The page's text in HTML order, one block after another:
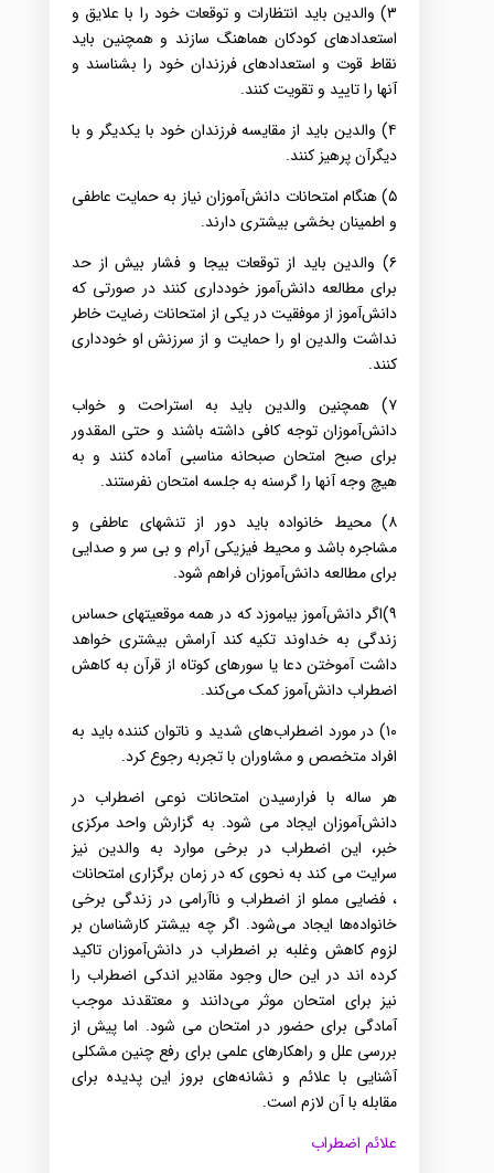
۳) والدین‌ باید انتظارات‌ و توقعات‌ خود را با علایق‌ و
استعدادهای‌ کودکان هماهنگ‌ سازند و همچنین‌ باید
نقاط قوت‌ و استعدادهای‌ فرزندان خود را بشناسند و
آنها را تایید و تقویت‌ کنند‌.
۴) والدین‌ باید از مقایسه‌ فرزندان خود با یکدیگر و با
دیگرآن پرهیز کنند‌.
۵) هنگام‌ امتحانات‌‌ دانش‌آموزان نیاز به‌ حمایت‌ عاطفی‌
و اطمینان بخشی‌ بیشتری‌ دارند.
۶) والدین‌ باید از توقعات‌ بیجا و فشار بیش‌ از حد
برای‌ مطالعه دانش‌آموز خودداری‌ کنند در صورتی‌ که‌
دانش‌آموز از موفقیت‌ در یکی‌ از امتحانات‌ رضایت‌ خاطر
نداشت‌‌ والدین‌ او را حمایت‌ و از سرزنش‌ او خودداری
کنند‌.
۷) همچنین‌ والدین‌ باید به‌ استراحت‌ و خواب‌
دانش‌آموزان توجه‌ کافی‌ داشته‌ باشند و حتی‌ المقدور
برای‌ صبح‌ امتحان‌ صبحانه‌ مناسبی‌ آماده کنند و به‌
هیچ‌ وجه‌ آنها را گرسنه‌ به‌ جلسه‌ امتحان نفرستند‌.
۸) محیط خانواده‌ باید دور از تنشهای‌ عاطفی‌ و
مشاجره‌ باشد و محیط فیزیکی آرام‌ و بی‌ سر و صدایی‌
برای‌ مطالعه‌ دانش‌آموزان فراهم‌ شود‌.
۹)اگر دانش‌آموز بیاموزد که‌ در همه‌ موقعیتهای‌ حساس‌
زندگی‌ به‌ خداوند تکیه‌ کند‌ آرامش‌ بیشتری‌ خواهد
داشت‌ آموختن‌ دعا یا سورهای‌ کوتاه‌ از قرآن‌ به‌ کاهش‌
اضطراب‌ دانش‌آموز کمک‌ می‌کند‌.
۱۰) در مورد اضطراب‌های‌ شدید و ناتوان کننده‌ باید به‌
افراد متخصص‌ و مشاوران با تجربه‌ رجوع‌ کرد‌.
هر ساله‌ با فرارسیدن‌ امتحانات نوعی‌ اضطراب‌ در
دانش‌آموزان ایجاد می‌ شود. به گزارش واحد مرکزی‌
خبر،‌ این اضطراب در برخی‌ موارد به‌ والدین‌ نیز
سرایت‌ می‌ کند به‌ نحوی‌ که‌ در زمان برگزاری‌ امتحانات‌
، فضایی‌ مملو از اضطراب‌ و ناآرامی‌ در زندگی‌ برخی‌
خانواده‌ها ایجاد می‌شود. اگر چه‌ بیشتر کارشناسان بر
لزوم‌ کاهش‌ وغلبه‌ بر اضطراب‌ در دانش‌آموزان تاکید
کرده‌ اند در این‌ حال‌ وجود مقادیر اندکی‌ اضطراب‌ را
نیز برای امتحان موثر می‌دانند و معتقدند موجب
آمادگی‌ برای‌ حضور در امتحان می‌ شود. اما پیش‌ از
بررسی‌ علل‌ و راهکارهای‌ علمی‌ برای رفع چنین‌ مشکلی‌
آشنایی با علائم‌ و نشانه‌های‌ بروز این‌ پدیده‌ برای‌
مقابله‌ با آن لازم‌ است.
علائم‌ اضطراب